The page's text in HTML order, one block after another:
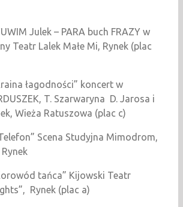
Julek – PARA buch FRAZY w
Teatr Lalek Małe Mi, Rynek (plac
łagodności” koncert w
T. Szarwaryna D. Jarosa i
Wieża Ratuszowa (plac c)
Scena Studyjna Mimodrom,
tańca” Kijowski Teatr
Rynek (plac a)